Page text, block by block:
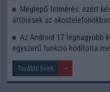
Meglepő felmérés: ezért
áttörések az okostelefonokban
Az Android 17 legnagyobb
egyszerű funkció hódította
További hírek